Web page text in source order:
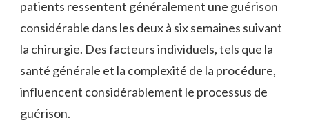
patients ressentent généralement une guérison
considérable dans les deux à six semaines suivant
la chirurgie. Des facteurs individuels, tels que la
santé générale et la complexité de la procédure,
influencent considérablement le processus de
guérison.